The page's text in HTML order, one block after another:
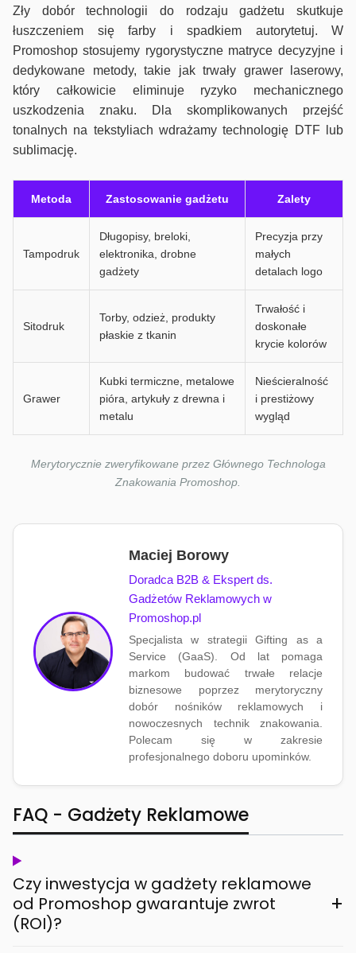
Zły dobór technologii do rodzaju gadżetu skutkuje
łuszczeniem się farby i spadkiem autorytetuj. W
Promoshop stosujemy rygorystyczne matryce decyzyjne i
dedykowane metody, takie jak trwały grawer laserowy,
który całkowicie eliminuje ryzyko mechanicznego
uszkodzenia znaku. Dla skomplikowanych przejść
tonalnych na tekstyliach wdrażamy technologię DTF lub
sublimację.
Metoda Zastosowanie gadżetu Zalety
Tampodruk
Długopisy, breloki,
elektronika, drobne
gadżety
Precyzja przy
małych
detalach logo
Sitodruk
Torby, odzież, produkty
płaskie z tkanin
Trwałość i
doskonałe
krycie kolorów
Grawer
Kubki termiczne, metalowe
pióra, artykuły z drewna i
metalu
Nieścieralność
i prestiżowy
wygląd
Merytorycznie zweryfikowane przez Głównego Technologa
Znakowania Promoshop.
Maciej Borowy
Doradca B2B & Ekspert ds.
Gadżetów Reklamowych w
Promoshop.pl
Specjalista w strategii Gifting as a
Service (GaaS). Od lat pomaga
markom budować trwałe relacje
biznesowe poprzez merytoryczny
dobór nośników reklamowych i
nowoczesnych technik znakowania.
Polecam się w zakresie
profesjonalnego doboru upominków.
FAQ - Gadżety Reklamowe
Czy inwestycja w gadżety reklamowe
od Promoshop gwarantuje zwrot
(ROI)?
+